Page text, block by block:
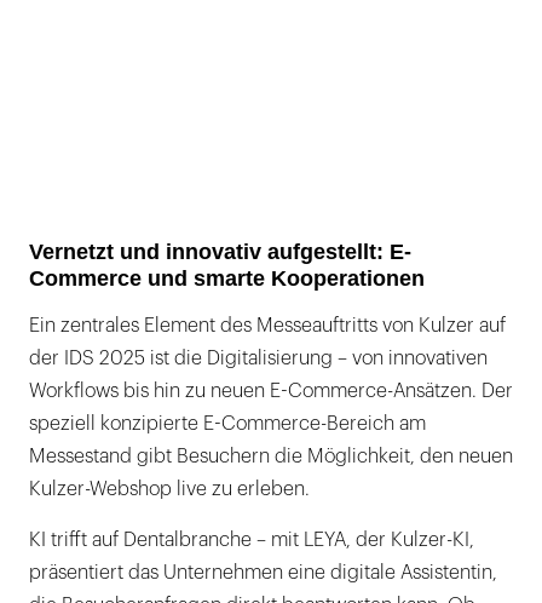
Vernetzt und innovativ aufgestellt: E-
Commerce und smarte Kooperationen
Ein zentrales Element des Messeauftritts von Kulzer auf
der IDS 2025 ist die Digitalisierung – von innovativen
Workflows bis hin zu neuen E-Commerce-Ansätzen. Der
speziell konzipierte E-Commerce-Bereich am
Messestand gibt Besuchern die Möglichkeit, den neuen
Kulzer-Webshop live zu erleben.
KI trifft auf Dentalbranche – mit LEYA, der Kulzer-KI,
präsentiert das Unternehmen eine digitale Assistentin,